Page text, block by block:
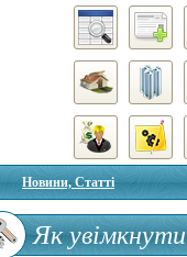
Новини, Статті
Як